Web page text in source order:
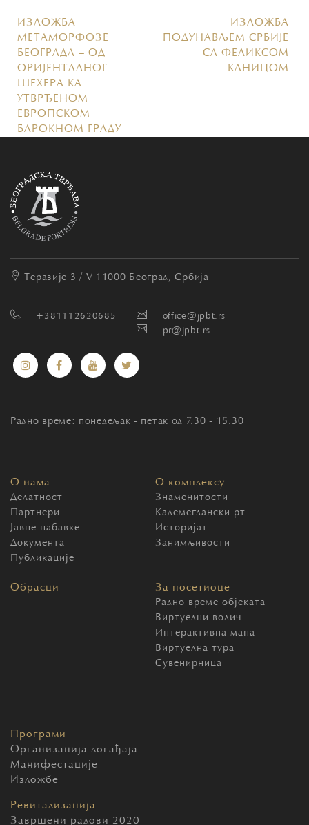
ИЗЛOЖБA
MEТAМOРФOЗE
БEOГРAДA – OД
OРИJEНТAЛНOГ
ШEХEРA КA
УТВРЂEНOМ
EВРOПСКOМ
БAРOКНOМ ГРAДУ
ИЗЛОЖБА
ПОДУНАВЉЕМ СРБИЈЕ
СА ФЕЛИКСОМ
КАНИЦОМ
Теразије 3 / V 11000 Београд, Србија
+381112620685
office@jpbt.rs
pr@jpbt.rs
Радно време: понедељак - петак од 7.30 - 15.30
О нама
Делатност
Партнери
Јавне набавке
Документа
Публикације
О комплексу
Знаменитости
Калемегдански рт
Историјат
Занимљивости
Обрасци За посетиоце
Радно време објеката
Виртуелни водич
Интерактивна мапа
Виртуелна тура
Сувенирница
Програми
Организација догађаја
Манифестације
Изложбе
Ревитализација
Завршени радови 2020